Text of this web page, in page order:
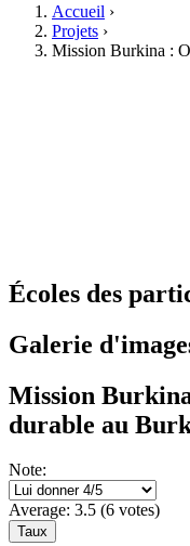
Accueil ›
Projets ›
Mission Burkina :
Écoles des
Galerie
Mission
durable au
Note:
Average: 3.5 (6 votes)